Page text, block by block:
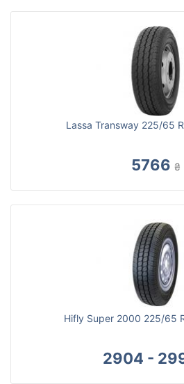
Lassa Transway 225/65
5766 ₴
Hifly Super 2000 225/65
2904 -